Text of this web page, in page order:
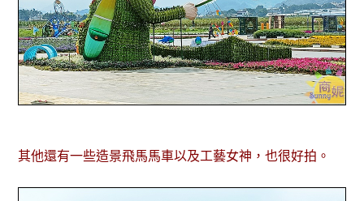
其他還有一些造景飛馬馬車以及工藝女神，也很好拍。